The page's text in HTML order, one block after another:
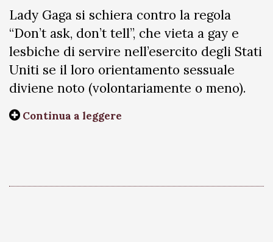
Lady Gaga si schiera contro la regola
“Don’t ask, don’t tell”, che vieta a gay e
lesbiche di servire nell’esercito degli Stati
Uniti se il loro orientamento sessuale
diviene noto (volontariamente o meno).
Continua a leggere